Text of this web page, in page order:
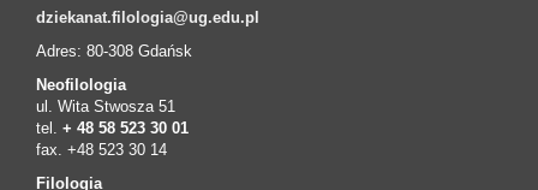
dziekanat.filologia@ug.edu.pl
Adres: 80-308 Gdańsk
Neofilologia
ul. Wita Stwosza 51
tel. + 48 58 523 30 01
fax. +48 523 30 14
Filologia